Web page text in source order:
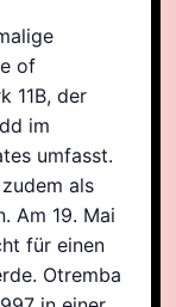
of
11B, der
im
umfasst.
als
Am 19. Mai
für einen
Otremba